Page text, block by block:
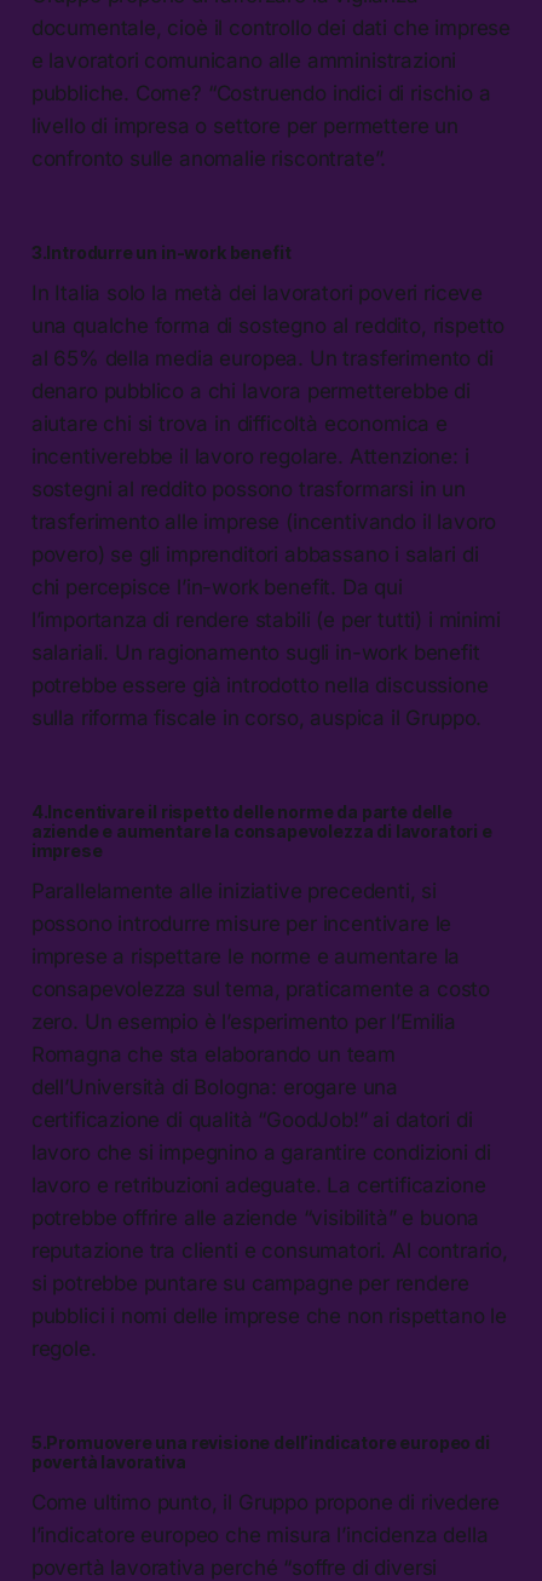
documentale, cioè il controllo dei dati che imprese
e lavoratori comunicano alle amministrazioni
pubbliche. Come? “Costruendo indici di rischio a
livello di impresa o settore per permettere un
confronto sulle anomalie riscontrate”.
3.Introdurre un in-work benefit
In Italia solo la metà dei lavoratori poveri riceve
una qualche forma di sostegno al reddito, rispetto
al 65% della media europea. Un trasferimento di
denaro pubblico a chi lavora permetterebbe di
aiutare chi si trova in difficoltà economica e
incentiverebbe il lavoro regolare. Attenzione: i
sostegni al reddito possono trasformarsi in un
trasferimento alle imprese (incentivando il lavoro
povero) se gli imprenditori abbassano i salari di
chi percepisce l’in-work benefit. Da qui
l’importanza di rendere stabili (e per tutti) i minimi
salariali. Un ragionamento sugli in-work benefit
potrebbe essere già introdotto nella discussione
sulla riforma fiscale in corso, auspica il Gruppo.
4.Incentivare il rispetto delle norme da parte delle
aziende e aumentare la consapevolezza di lavoratori e
imprese
Parallelamente alle iniziative precedenti, si
possono introdurre misure per incentivare le
imprese a rispettare le norme e aumentare la
consapevolezza sul tema, praticamente a costo
zero. Un esempio è l’esperimento per l’Emilia
Romagna che sta elaborando un team
dell’Università di Bologna: erogare una
certificazione di qualità “GoodJob!” ai datori di
lavoro che si impegnino a garantire condizioni di
lavoro e retribuzioni adeguate. La certificazione
potrebbe offrire alle aziende “visibilità” e buona
reputazione tra clienti e consumatori. Al contrario,
si potrebbe puntare su campagne per rendere
pubblici i nomi delle imprese che non rispettano le
regole.
5.Promuovere una revisione dell’indicatore europeo di
povertà lavorativa
Come ultimo punto, il Gruppo propone di rivedere
l’indicatore europeo che misura l’incidenza della
povertà lavorativa perché “soffre di diversi